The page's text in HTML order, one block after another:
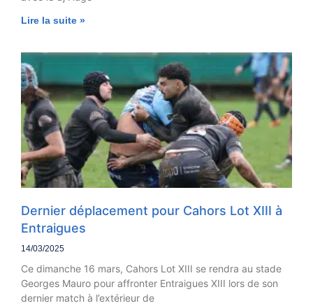
Lire la suite »
Dernier déplacement pour Cahors Lot XIII à
Entraigues
14/03/2025
Ce dimanche 16 mars, Cahors Lot XIII se rendra au stade
Georges Mauro pour affronter Entraigues XIII lors de son
dernier match à l’extérieur de